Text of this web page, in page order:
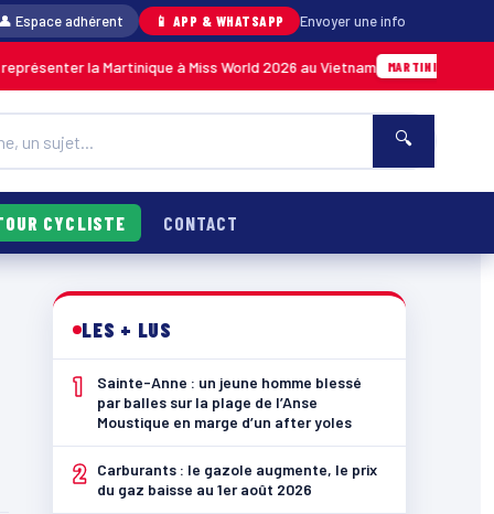
Espace adhérent 📱 APP & WHATSAPP Envoyer une info
Martinique à Miss World 2026 au Vietnam MARTINIQUE 05/08 · 14h14
🔍
CYCLISTE CONTACT
LES + LUS
1
Sainte-Anne : un jeune homme blessé
par balles sur la plage de l’Anse
Moustique en marge d’un after yoles
2
Carburants : le gazole augmente, le prix
du gaz baisse au 1er août 2026